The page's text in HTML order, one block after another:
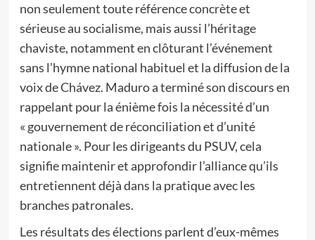
non seulement toute référence concrète et
sérieuse au socialisme, mais aussi l’héritage
chaviste, notamment en clôturant l’événement
sans l’hymne national habituel et la diffusion de la
voix de Chávez. Maduro a terminé son discours en
rappelant pour la énième fois la nécessité d’un
« gouvernement de réconciliation et d’unité
nationale ». Pour les dirigeants du PSUV, cela
signifie maintenir et approfondir l’alliance qu’ils
entretiennent déjà dans la pratique avec les
branches patronales.
Les résultats des élections parlent d’eux-mêmes